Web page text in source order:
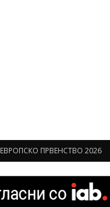
ЕВРОПСКО ПРВЕНСТВО 2026